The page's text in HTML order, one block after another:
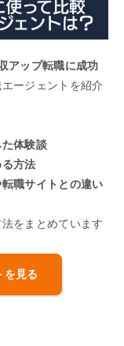
アップ転職に成功
ージェントを紹介
た体験談
方法
職サイトとの違い
をまとめています
を見る